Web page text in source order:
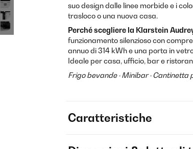
suo design dalle linee morbide e i
trasloco o una nuova casa.
Perché scegliere la Klarstein
funzionamento silenzioso con
annuo di 314 kWh e una porta in
Ideale per casa, ufficio, bar e
Frigo bevande · Minibar ·
Caratteristiche